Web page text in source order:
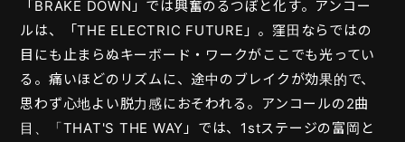
「BRAKE DOWN」では興奮のるつぼと化す。アンコー
ルは、「THE ELECTRIC FUTURE」。窪田ならではの
目にも止まらぬキーボード・ワークがここでも光ってい
る。痛いほどのリズムに、途中のブレイクが効果的で、
思わず心地よい脱力感におそわれる。アンコールの2曲
目、「THAT'S THE WAY」では、1stステージの富岡と